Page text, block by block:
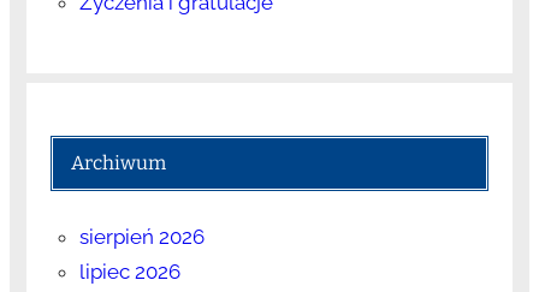
Archiwum
sierpień 2026
lipiec 2026